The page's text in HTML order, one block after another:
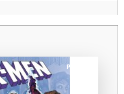
Promo